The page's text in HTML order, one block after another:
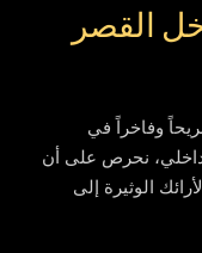
القصر
وفاخراً في
نحرص على أن
الوثيرة إلى